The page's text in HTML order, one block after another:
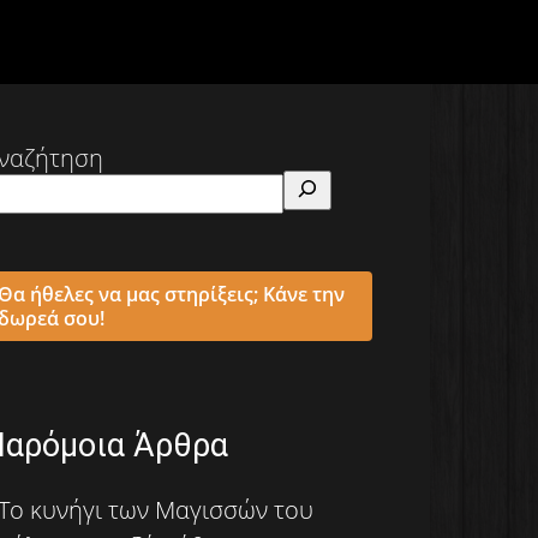
ήθελες να μας στηρίξεις; Κάνε την
σου!
Άρθρα
κυνήγι των Μαγισσών του